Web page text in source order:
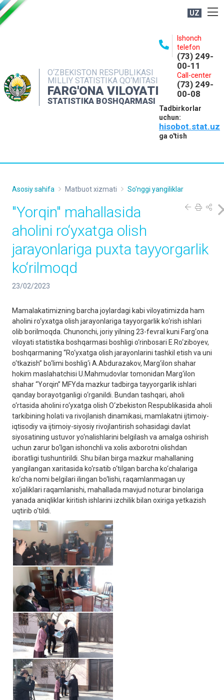
UZ
O‘ZBEKISTON RESPUBLIKASI
MILLIY STATISTIKA QO‘MITASI
FARG'ONA VILOYATI
STATISTIKA BOSHQARMASI
Ishonch
telefon
(73) 249-
00-11
Call-center
(73) 249-
00-08
Tadbirkorlar
uchun:
hisobot.stat.uz
ga o'tish
NASHRLAR
INTERAKTIV XIZMATLAR
MATBUOT XIZMATI
Asosiy sahifa Matbuot xizmati So'nggi yangiliklar
"Yorqin" mahallasida
aholini ro‘yxatga olish
jarayonlariga puxta tayyorgarlik
ko‘rilmoqd
23/02/2023
Mamalakatimizning barcha joylardagi kabi viloyatimizda ham
aholini ro‘yxatga olish jarayonlariga tayyorgarlik ko‘rish ishlari
olib borilmoqda. Chunonchi, joriy yilning 23-fevral kuni Farg‘ona
viloyati statistika boshqarmasi boshligi o‘rinbosari E.Ro‘ziboyev,
boshqarmaning “Ro‘yxatga olish jarayonlarini tashkil etish va uni
o‘tkazish” bo‘limi boshlig‘i A.Abdurazakov, Marg‘ilon shahar
hokim maslahatchisi U.Mahmudovlar tomonidan Marg‘ilon
shahar “Yorqin” MFYda mazkur tadbirga tayyorgarlik ishlari
qanday borayotganligi o‘rganildi. Bundan tashqari, aholi
o‘rtasida aholini ro‘yxatga olish O‘zbekiston Respublikasida aholi
tarkibining holati va rivojlanish dinamikasi, mamlakatni ijtimoiy-
iqtisodiy va ijtimoiy-siyosiy rivojlantirish sohasidagi davlat
siyosatining ustuvor yo‘nalishlarini belgilash va amalga oshirish
uchun zarur bo‘lgan ishonchli va xolis axborotni olishdan
iboratligi tushuntirildi. Shu bilan birga mazkur mahallaning
yangilangan xaritasida ko‘rsatib o‘tilgan barcha ko‘chalariga
ko‘cha nomi belgilari ilingan bo‘lishi, raqamlanmagan uy
xo‘jaliklari raqamlanishi, mahallada mavjud noturar binolariga
yanada aniqliklar kiritish ishlarini izchilik bilan oxiriga yetkazish
uqtirib o‘tildi.